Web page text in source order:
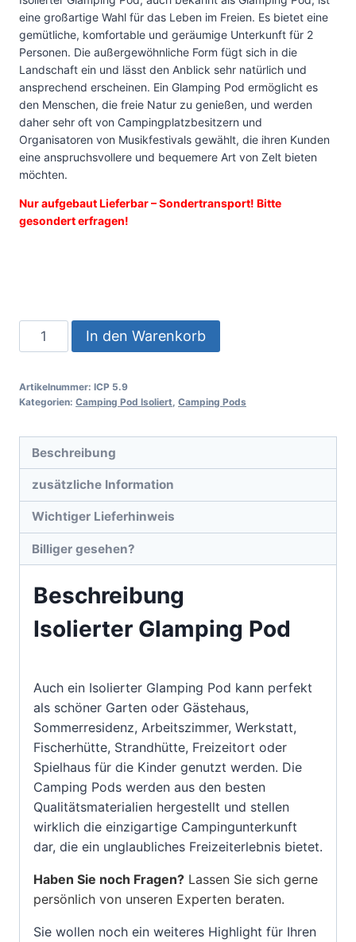
eine großartige Wahl für das Leben im Freien. Es bietet eine
gemütliche, komfortable und geräumige Unterkunft für 2
Personen. Die außergewöhnliche Form fügt sich in die
Landschaft ein und lässt den Anblick sehr natürlich und
ansprechend erscheinen. Ein Glamping Pod ermöglicht es
den Menschen, die freie Natur zu genießen, und werden
daher sehr oft von Campingplatzbesitzern und
Organisatoren von Musikfestivals gewählt, die ihren Kunden
eine anspruchsvollere und bequemere Art von Zelt bieten
möchten.
Nur aufgebaut Lieferbar – Sondertransport! Bitte
gesondert erfragen!
In den Warenkorb
Artikelnummer: ICP 5.9
Kategorien: Camping Pod Isoliert, Camping Pods
Beschreibung
zusätzliche Information
Wichtiger Lieferhinweis
Billiger gesehen?
Beschreibung
Isolierter Glamping Pod
Auch ein Isolierter Glamping Pod kann perfekt
als schöner Garten oder Gästehaus,
Sommerresidenz, Arbeitszimmer, Werkstatt,
Fischerhütte, Strandhütte, Freizeitort oder
Spielhaus für die Kinder genutzt werden. Die
Camping Pods werden aus den besten
Qualitätsmaterialien hergestellt und stellen
wirklich die einzigartige Campingunterkunft
dar, die ein unglaubliches Freizeiterlebnis bietet.
Haben Sie noch Fragen? Lassen Sie sich gerne
persönlich von unseren Experten beraten.
Sie wollen noch ein weiteres Highlight für Ihren